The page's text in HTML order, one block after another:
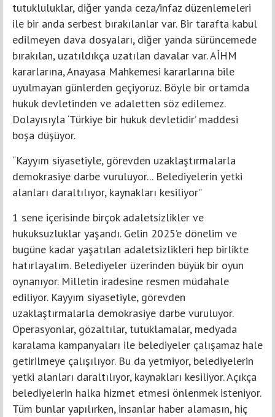
tutukluluklar, diğer yanda ceza/infaz düzenlemeleri
ile bir anda serbest bırakılanlar var. Bir tarafta kabul
edilmeyen dava dosyaları, diğer yanda sürüncemede
bırakılan, uzatıldıkça uzatılan davalar var. AİHM
kararlarına, Anayasa Mahkemesi kararlarına bile
uyulmayan günlerden geçiyoruz. Böyle bir ortamda
hukuk devletinden ve adaletten söz edilemez.
Dolayısıyla ‘Türkiye bir hukuk devletidir’ maddesi
boşa düşüyor.
“Kayyım siyasetiyle, görevden uzaklaştırmalarla
demokrasiye darbe vuruluyor... Belediyelerin yetki
alanları daraltılıyor, kaynakları kesiliyor”
1 sene içerisinde birçok adaletsizlikler ve
hukuksuzluklar yaşandı. Gelin 2025’e dönelim ve
bugüne kadar yaşatılan adaletsizlikleri hep birlikte
hatırlayalım. Belediyeler üzerinden büyük bir oyun
oynanıyor. Milletin iradesine resmen müdahale
ediliyor. Kayyım siyasetiyle, görevden
uzaklaştırmalarla demokrasiye darbe vuruluyor.
Operasyonlar, gözaltılar, tutuklamalar, medyada
karalama kampanyaları ile belediyeler çalışamaz hale
getirilmeye çalışılıyor. Bu da yetmiyor, belediyelerin
yetki alanları daraltılıyor, kaynakları kesiliyor. Açıkça
belediyelerin halka hizmet etmesi önlenmek isteniyor.
Tüm bunlar yapılırken, insanlar haber alamasın, hiç